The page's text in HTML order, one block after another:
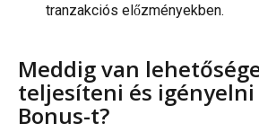
tranzakciós előzményekben.
Meddig van
teljesíteni és igényelni
Bonus-t?